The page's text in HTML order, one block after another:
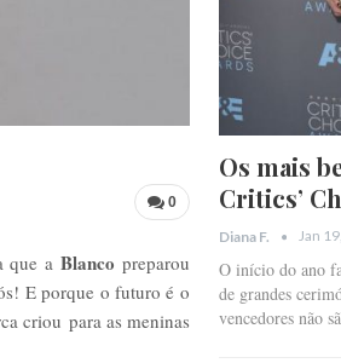
0
que aBlanco preparou
E porque o futuro é o
criou para as meninas
Os mais
Critics’
Diana F. Jan
O início do ano
de grandes
vencedores não